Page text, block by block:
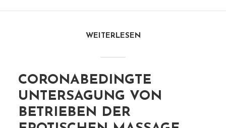
WEITERLESEN
CORONABEDINGTE
UNTERSAGUNG VON
BETRIEBEN DER